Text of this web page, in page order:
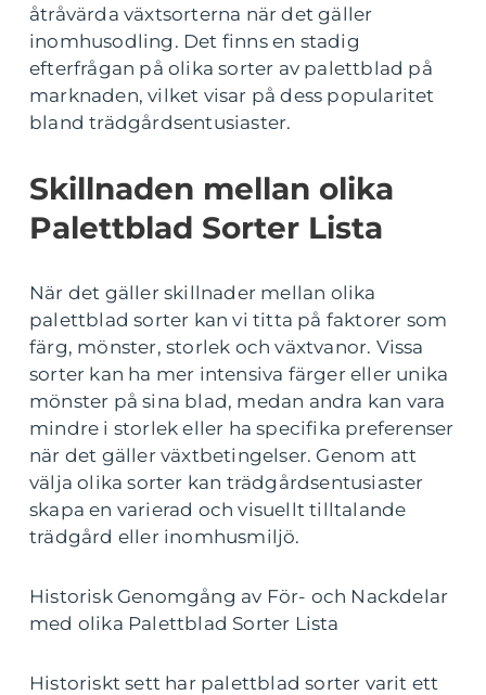
åtråvärda växtsorterna när det gäller
inomhusodling. Det finns en stadig
efterfrågan på olika sorter av palettblad på
marknaden, vilket visar på dess popularitet
bland trädgårdsentusiaster.
Skillnaden mellan olika
Palettblad Sorter Lista
När det gäller skillnader mellan olika
palettblad sorter kan vi titta på faktorer som
färg, mönster, storlek och växtvanor. Vissa
sorter kan ha mer intensiva färger eller unika
mönster på sina blad, medan andra kan vara
mindre i storlek eller ha specifika preferenser
när det gäller växtbetingelser. Genom att
välja olika sorter kan trädgårdsentusiaster
skapa en varierad och visuellt tilltalande
trädgård eller inomhusmiljö.
Historisk Genomgång av För- och Nackdelar
med olika Palettblad Sorter Lista
Historiskt sett har palettblad sorter varit ett